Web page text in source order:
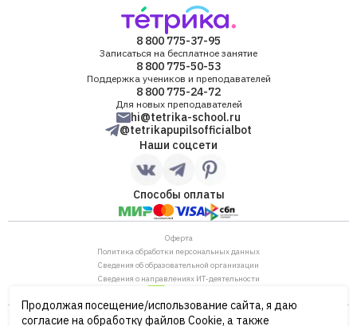
8 800 775-37-95
Записаться на бесплатное занятие
8 800 775-50-53
Поддержка учеников и преподавателей
8 800 775-24-72
Для новых преподавателей
hi@tetrika-school.ru
@tetrikapupilsofficialbot
Наши соцсети
Способы оплаты
Оферта
Политика обработки персональных данных
Сведения об образовательной организации
Сведения о направлениях ИТ-деятельности
ОГРН: 1187746880530
Продолжая посещение/использование сайта, я даю
согласие на обработку файлов Cookie, а также